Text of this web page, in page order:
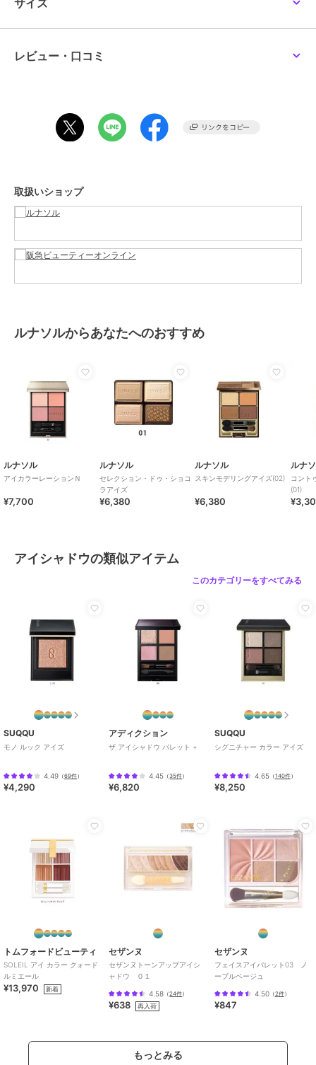
性別タイプ
ャドウ
カラー
商品のお取り扱い方法
-
レビュー・口コミ
取扱いショップ
ルナソルからあなたへのおすすめ
ルナソル
アイカラーレーションＮ
¥7,700
ルナソル
セレクション・ドゥ・ショコ
ラアイズ
¥6,380
ルナソル
スキンモデリングアイズ(02)
¥6,380
ルナ
コント
(01)
アイシャドウの類似アイテム
このカテゴリーをすべてみる
SUQQU
モノ ルック アイズ
4.49 （69件）
¥4,290
アディクション
ザ アイシャドウ パレット +
4.45 （35件）
¥6,820
SUQQU
シグニチャー カラー アイズ
4.65（140件）
¥8,250
トムフォードビューティ
SOLEIL アイ カラー クォード
ルミエール
¥13,970 新着
セザンヌ
セザンヌトーンアップアイシ
ャドウ ０１
4.58 （24件）
¥638 再入荷
セザンヌ
フェイスアイパレット03 ノ
ーブルベージュ
4.50（2件）
¥847
もっとみる